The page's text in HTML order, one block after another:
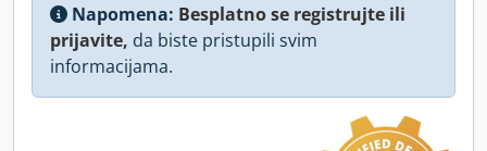
Napomena: Besplatno se registrujte ili
prijavite, da biste pristupili svim
informacijama.